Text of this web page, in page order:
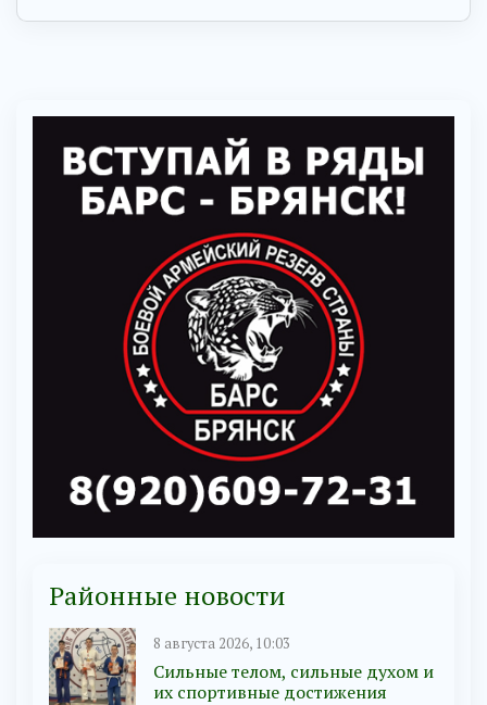
Районные новости
8 августа 2026, 10:03
Сильные телом, сильные духом и
их спортивные достижения